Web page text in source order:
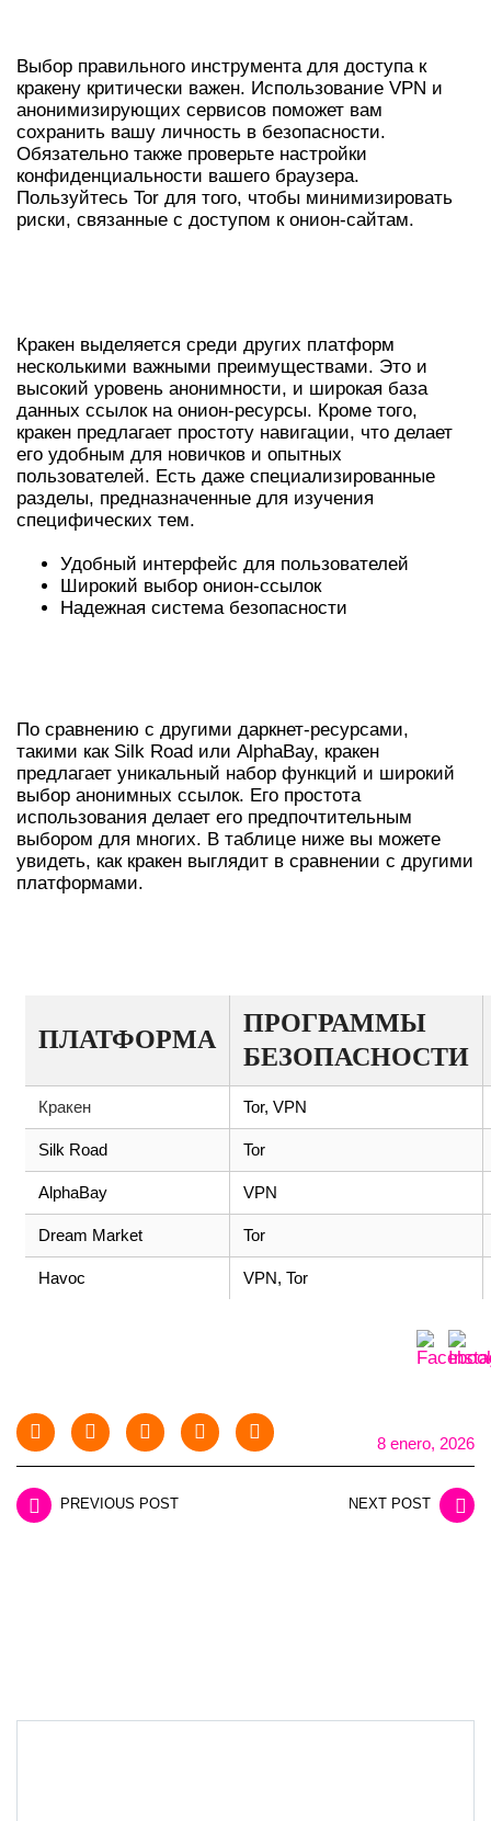
Выбор правильного инструмента для доступа к
кракену критически важен. Использование VPN и
анонимизирующих сервисов поможет вам
сохранить вашу личность в безопасности.
Обязательно также проверьте настройки
конфиденциальности вашего браузера.
Пользуйтесь Tor для того, чтобы минимизировать
риски, связанные с доступом к онион-сайтам.
Кракен выделяется среди других платформ
несколькими важными преимуществами. Это и
высокий уровень анонимности, и широкая база
данных ссылок на онион-ресурсы. Кроме того,
кракен предлагает простоту навигации, что делает
его удобным для новичков и опытных
пользователей. Есть даже специализированные
разделы, предназначенные для изучения
специфических тем.
Удобный интерфейс для пользователей
Широкий выбор онион-ссылок
Надежная система безопасности
По сравнению с другими даркнет-ресурсами,
такими как Silk Road или AlphaBay, кракен
предлагает уникальный набор функций и широкий
выбор анонимных ссылок. Его простота
использования делает его предпочтительным
выбором для многих. В таблице ниже вы можете
увидеть, как кракен выглядит в сравнении с другими
платформами.
ПЛАТФОРМА
ПРОГРАММЫ
БЕЗОПАСНОСТИ
Кракен Tor, VPN
Silk Road Tor
AlphaBay VPN
Dream Market Tor
Havoc VPN, Tor
8 enero, 2026
PREVIOUS POST NEXT POST